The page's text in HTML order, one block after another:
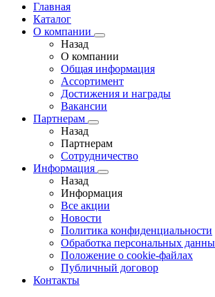
Главная
Каталог
О компании
Назад
О компании
Общая информация
Ассортимент
Достижения и награды
Вакансии
Партнерам
Назад
Партнерам
Сотрудничество
Информация
Назад
Информация
Все акции
Новости
Политика конфиденциальности
Обработка персональных
Положение о cookie-файлах
Публичный договор
Контакты